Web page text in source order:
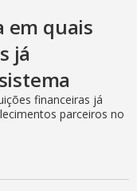
em quais
já
financeiras já
parceiros no